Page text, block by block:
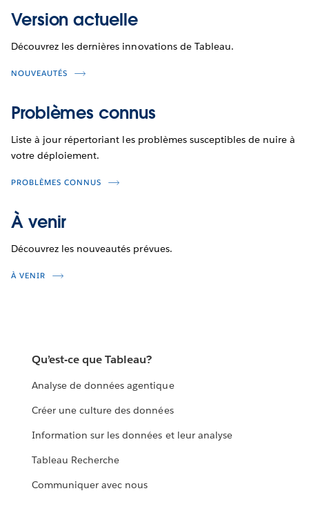
Version actuelle
Découvrez les dernières innovations de Tableau.
NOUVEAUTÉS
Problèmes connus
Liste à jour répertoriant les problèmes susceptibles de nuire à
votre déploiement.
PROBLÈMES CONNUS
À venir
Découvrez les nouveautés prévues.
À VENIR
Qu’est-ce que Tableau?
Analyse de données agentique
Créer une culture des données
Information sur les données et leur analyse
Tableau Recherche
Communiquer avec nous